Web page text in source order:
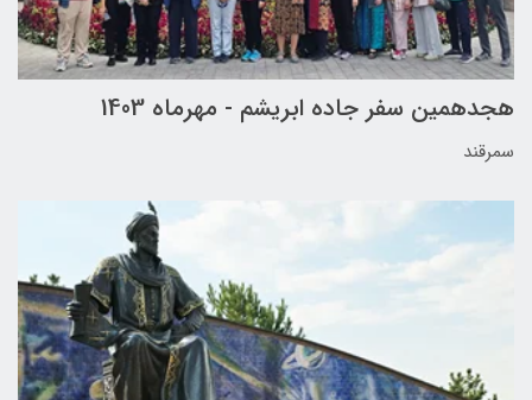
هجدهمین سفر جاده ابریشم - مهرماه 1403
سمرقند